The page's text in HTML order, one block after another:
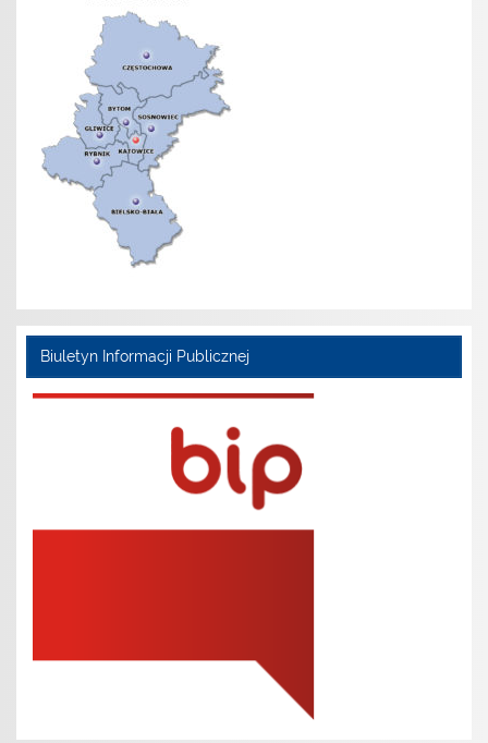
Biuletyn Informacji Publicznej